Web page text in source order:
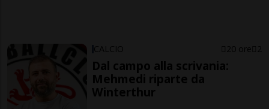
CALCIO 20 ore 2
Dal campo alla scrivania:
Mehmedi riparte da
Winterthur